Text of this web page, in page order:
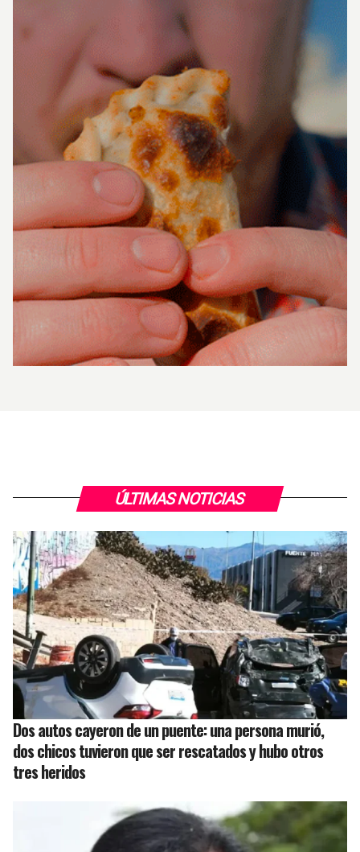
ÚLTIMAS NOTICIAS
Dos autos cayeron de un puente: una persona murió,
dos chicos tuvieron que ser rescatados y hubo otros
tres heridos